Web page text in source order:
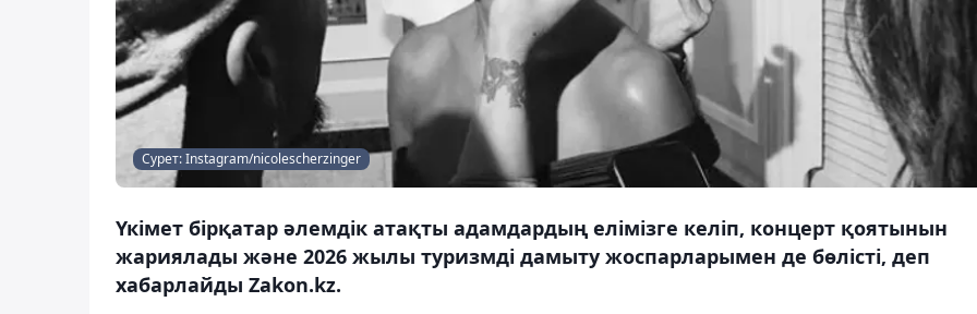
Сурет: Instagram/nicolescherzinger
Үкімет бірқатар әлемдік атақты адамдардың елімізге келіп, концерт қоятынын
жариялады және 2026 жылы туризмді дамыту жоспарларымен де бөлісті, деп
хабарлайды Zakon.kz.